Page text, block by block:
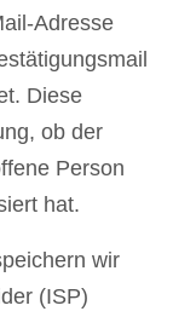
Adresse
Diese
ob der
Person
hat.
wir
(ISP)